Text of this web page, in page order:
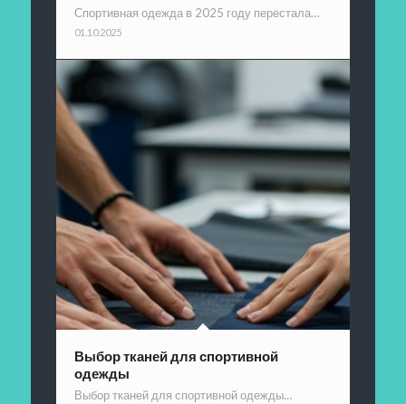
Спортивная одежда в 2025 году перестала…
01.10.2025
Выбор тканей для спортивной
одежды
Выбор тканей для спортивной одежды…